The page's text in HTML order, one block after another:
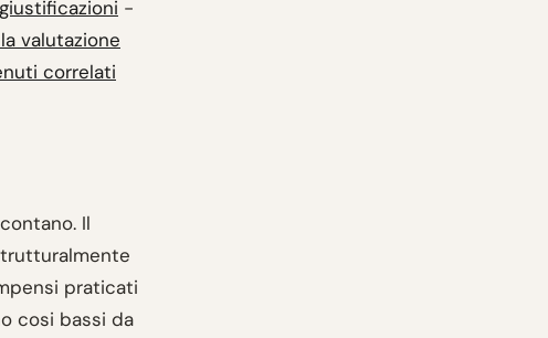
-
valutazione
correlati
Il
praticati
cosi bassi da